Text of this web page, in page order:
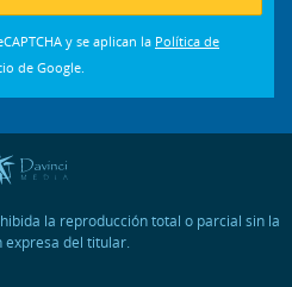
y se aplican la Política de
de Google.
la reproducción total o parcial sin la
del titular.